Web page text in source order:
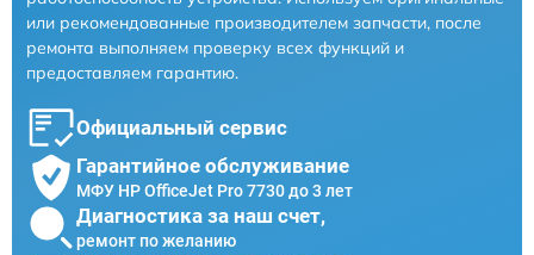
или рекомендованные производителем запчасти, после
ремонта выполняем проверку всех функций и
предоставляем гарантию.
Официальный сервис
Гарантийное обслуживание
МФУ HP OfficeJet Pro 7730 до 3 лет
Диагностика за наш счет,
ремонт по желанию